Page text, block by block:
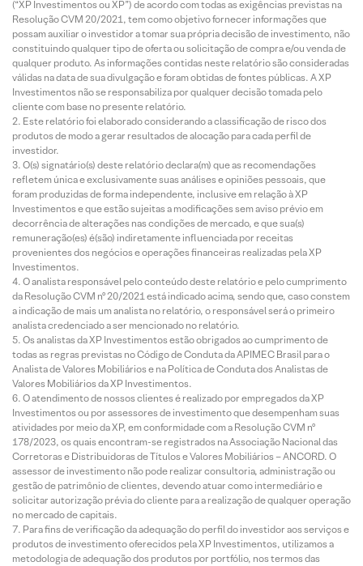
(“XP Investimentos ou XP”) de acordo com todas as exigências previstas na
Resolução CVM 20/2021, tem como objetivo fornecer informações que
possam auxiliar o investidor a tomar sua própria decisão de investimento, não
constituindo qualquer tipo de oferta ou solicitação de compra e/ou venda de
qualquer produto. As informações contidas neste relatório são consideradas
válidas na data de sua divulgação e foram obtidas de fontes públicas. A XP
Investimentos não se responsabiliza por qualquer decisão tomada pelo
cliente com base no presente relatório.
Este relatório foi elaborado considerando a classificação de risco dos
produtos de modo a gerar resultados de alocação para cada perfil de
investidor.
O(s) signatário(s) deste relatório declara(m) que as recomendações
refletem única e exclusivamente suas análises e opiniões pessoais, que
foram produzidas de forma independente, inclusive em relação à XP
Investimentos e que estão sujeitas a modificações sem aviso prévio em
decorrência de alterações nas condições de mercado, e que sua(s)
remuneração(es) é(são) indiretamente influenciada por receitas
provenientes dos negócios e operações financeiras realizadas pela XP
Investimentos.
O analista responsável pelo conteúdo deste relatório e pelo cumprimento
da Resolução CVM nº 20/2021 está indicado acima, sendo que, caso constem
a indicação de mais um analista no relatório, o responsável será o primeiro
analista credenciado a ser mencionado no relatório.
Os analistas da XP Investimentos estão obrigados ao cumprimento de
todas as regras previstas no Código de Conduta da APIMEC Brasil para o
Analista de Valores Mobiliários e na Política de Conduta dos Analistas de
Valores Mobiliários da XP Investimentos.
O atendimento de nossos clientes é realizado por empregados da XP
Investimentos ou por assessores de investimento que desempenham suas
atividades por meio da XP, em conformidade com a Resolução CVM nº
178/2023, os quais encontram-se registrados na Associação Nacional das
Corretoras e Distribuidoras de Títulos e Valores Mobiliários – ANCORD. O
assessor de investimento não pode realizar consultoria, administração ou
gestão de patrimônio de clientes, devendo atuar como intermediário e
solicitar autorização prévia do cliente para a realização de qualquer operação
no mercado de capitais.
Para fins de verificação da adequação do perfil do investidor aos serviços e
produtos de investimento oferecidos pela XP Investimentos, utilizamos a
metodologia de adequação dos produtos por portfólio, nos termos das